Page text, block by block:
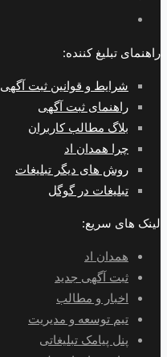
راهنمای تبلیغ کننده:
شرایط و قوانین ثبت آگهی
راهنمای ثبت آگهی
بلاگ مطالب کاربران
چرا همدان اد
روش های دیگر تبلیغات
تبلیغات در گوگل
لینک های سریع:
همدان اد
ثبت آگهی جدید
اخبار و مطالب
تیم توسعه و مدیریت
پنل پیامک تبلیغاتی